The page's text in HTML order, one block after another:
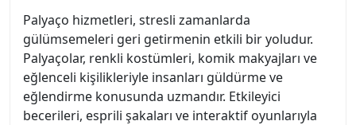
Palyaço hizmetleri, stresli zamanlarda
gülümsemeleri geri getirmenin etkili bir yoludur.
Palyaçolar, renkli kostümleri, komik makyajları ve
eğlenceli kişilikleriyle insanları güldürme ve
eğlendirme konusunda uzmandır. Etkileyici
becerileri, esprili şakaları ve interaktif oyunlarıyla